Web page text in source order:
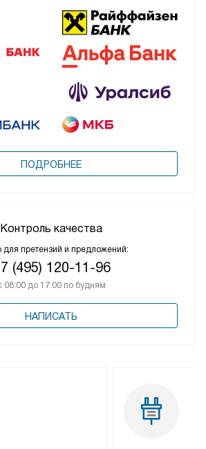
ПОДРОБНЕЕ
Контроль качества
претензий и предложений:
(495) 120-11-96
08:00 до 17:00 по будням
НАПИСАТЬ